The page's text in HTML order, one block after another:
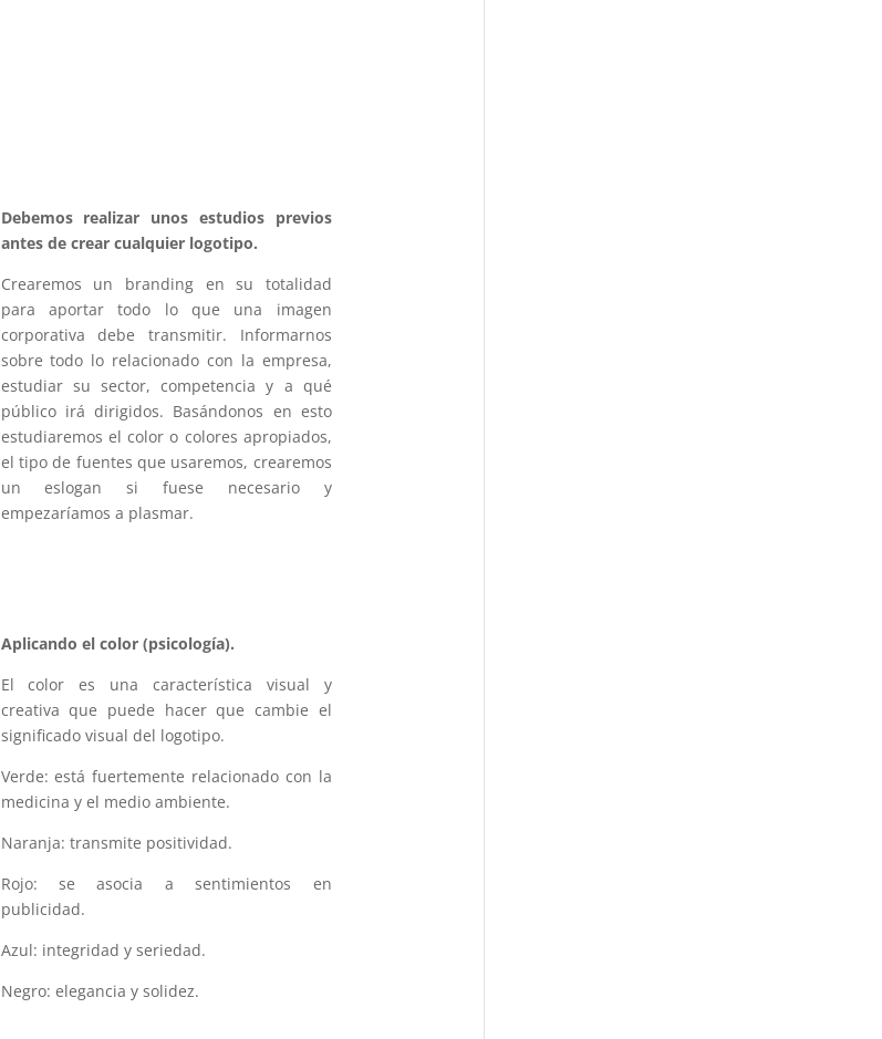
Debemos realizar unos estudios previos
antes de crear cualquier logotipo.
Crearemos un branding en su totalidad
para aportar todo lo que una imagen
corporativa debe transmitir. Informarnos
sobre todo lo relacionado con la empresa,
estudiar su sector, competencia y a qué
público irá dirigidos. Basándonos en esto
estudiaremos el color o colores apropiados,
el tipo de fuentes que usaremos, crearemos
un eslogan si fuese necesario y
empezaríamos a plasmar.
Aplicando el color (psicología).
El color es una característica visual y
creativa que puede hacer que cambie el
significado visual del logotipo.
Verde: está fuertemente relacionado con la
medicina y el medio ambiente.
Naranja: transmite positividad.
Rojo: se asocia a sentimientos en
publicidad.
Azul: integridad y seriedad.
Negro: elegancia y solidez.